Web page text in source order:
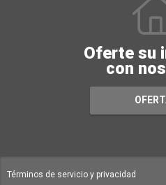
Oferte su
con
Términos de servicio y privacidad